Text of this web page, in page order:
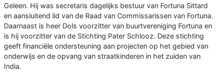
Geleen. Hij was secretaris dagelijks bestuur van Fortuna Sittard
en aansluitend lid van de Raad van Commissarissen van Fortuna.
Daarnaast is heer Dols voorzitter van buurtvereniging Fortuna en
is hij voorzitter van de Stichting Pater Schlooz. Deze stichting
geeft financiële ondersteuning aan projecten op het gebied van
onderwijs en de opvang van straatkinderen in het zuiden van
India.